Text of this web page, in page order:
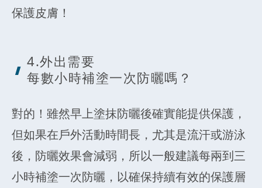
保護皮膚！
4.外出需要
每數小時補塗一次防曬嗎？
對的！雖然早上塗抹防曬後確實能提供保護，
但如果在戶外活動時間長，尤其是流汗或游泳
後，防曬效果會減弱，所以一般建議每兩到三
小時補塗一次防曬，以確保持續有效的保護層